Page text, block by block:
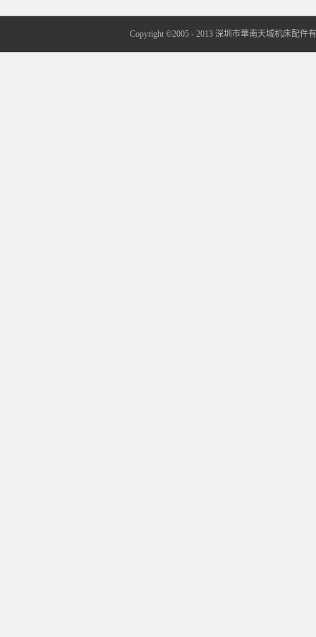
Copyright ©2005 - 2013 深圳市華南天城机床配件